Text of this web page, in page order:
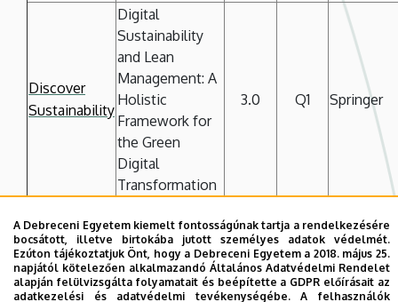
Discover
Sustainability
Digital
Sustainability
and Lean
Management: A
Holistic
Framework for
the Green
Digital
Transformation
3.0 Q1 Springer
Risk and
Financial
Management
Financial
Decision-
Making
- Q2 MDPI
Shaping
A Debreceni Egyetem kiemelt fontosságúnak tartja a rendelkezésére
bocsátott, illetve birtokába jutott személyes adatok védelmét.
Ezúton tájékoztatjuk Önt, hogy a Debreceni Egyetem a 2018. május 25.
napjától kötelezően alkalmazandó Általános Adatvédelmi Rendelet
alapján felülvizsgálta folyamatait és beépítette a GDPR előírásait az
adatkezelési és adatvédelmi tevékenységébe. A felhasználók